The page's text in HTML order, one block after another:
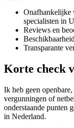
Onafhankelijke
specialisten in
Reviews en
Transparante
Korte check
Ik heb geen
vergunningen of
onderstaande punten
in Nederland.